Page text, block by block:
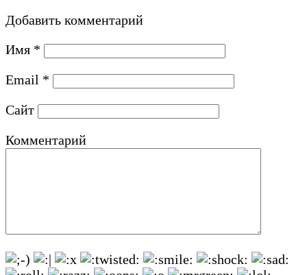
Добавить комментарий
Имя *
Email *
Сайт
Комментарий